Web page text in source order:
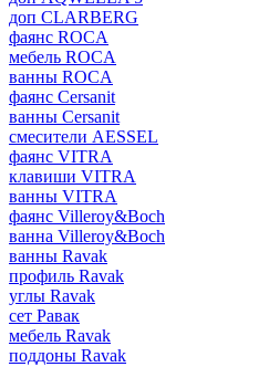
доп CLARBERG
фаянс ROCA
мебель ROCA
ванны ROCA
фаянс Cersanit
ванны Cersanit
смесители AESSEL
фаянс VITRA
клавиши VITRA
ванны VITRA
фаянс Villeroy&Boch
ванна Villeroy&Boch
ванны Ravak
профиль Ravak
углы Ravak
сет Равак
мебель Ravak
поддоны Ravak